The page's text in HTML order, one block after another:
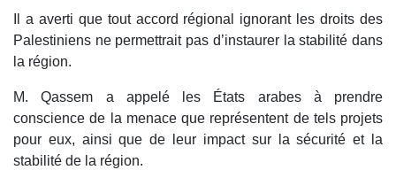
Il a averti que tout accord régional ignorant les droits des
Palestiniens ne permettrait pas d’instaurer la stabilité dans
la région.
M. Qassem a appelé les États arabes à prendre
conscience de la menace que représentent de tels projets
pour eux, ainsi que de leur impact sur la sécurité et la
stabilité de la région.